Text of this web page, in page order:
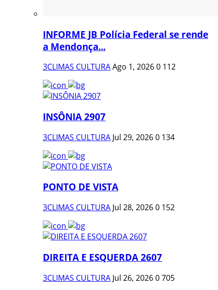
INFORME JB Polícia Federal se rende
a Mendonça...
3CLIMAS CULTURAAgo 1, 20260 112
INSÔNIA 2907
3CLIMAS CULTURA Jul 29, 20260 134
PONTO DE VISTA
3CLIMAS CULTURA Jul 28, 20260 152
DIREITA E ESQUERDA 2607
3CLIMAS CULTURA Jul 26, 20260705